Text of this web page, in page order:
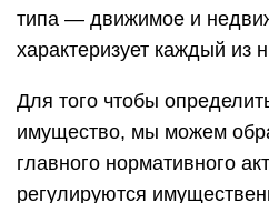
типа — движимое и
характеризует каждый из
Для того чтобы
имущество, мы можем
главного нормативного
регулируются